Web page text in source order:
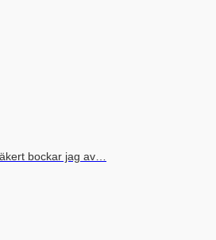
bockar jag av…